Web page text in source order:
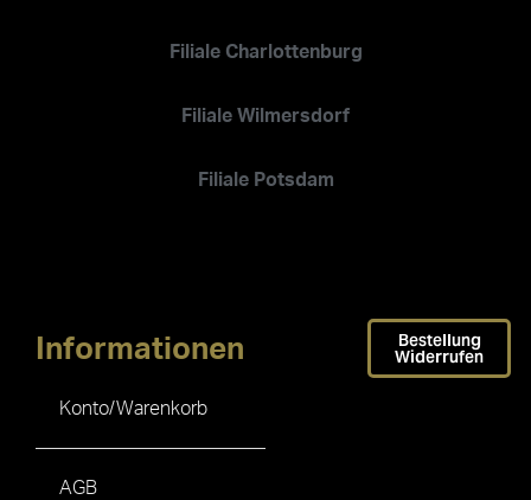
Filiale Charlottenburg
Filiale Wilmersdorf
Filiale Potsdam
Informationen
Konto/Warenkorb
AGB
Bestellung
Widerrufen